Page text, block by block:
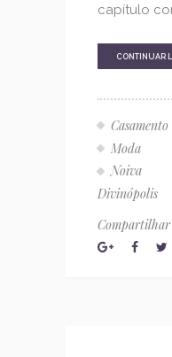
capítulo
CONTINUAR
Casamento
Moda
Noiva
Divinópolis
Compartilhar